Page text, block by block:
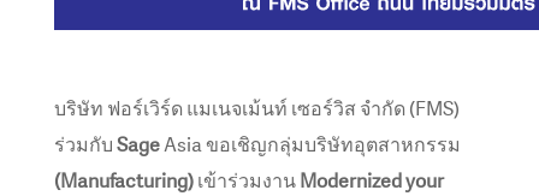
บริษัท ฟอร์เวิร์ด แมเนจเม้นท์ เซอร์วิส จำกัด (FMS)
ร่วมกับSageAsia ขอเชิญกลุ่มบริษัทอุตสาหกรรม
(Manufacturing)เข้าร่วมงานModernized your